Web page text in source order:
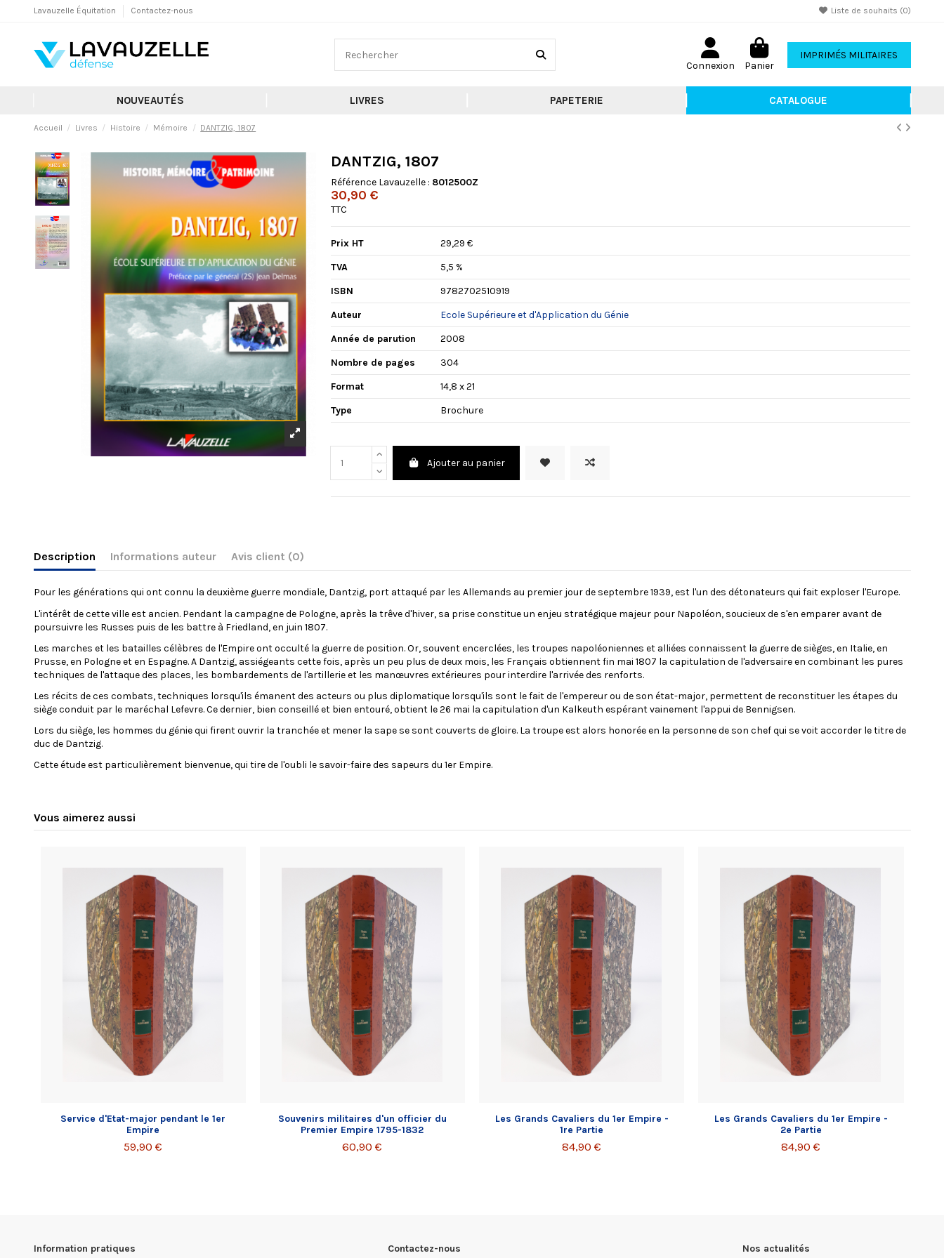
Lavauzelle Équitation Contactez-nous Liste de souhaits (0)
Connexion
IMPRIMÉS MILITAIRES
Panier
NOUVEAUTÉS LIVRES PAPETERIE CATALOGUE
Accueil Livres Histoire Mémoire DANTZIG, 1807
DANTZIG, 1807
Référence Lavauzelle : 8012500Z
30,90 €
TTC
Prix HT
29,29 €
TVA
5,5 %
ISBN
9782702510919
Auteur
Ecole Supérieure et d'Application du Génie
Année de parution
2008
Nombre de pages
304
Format
14,8 x 21
Type
Brochure
Ajouter au panier
Description Informations auteur Avis client (0)
Pour les générations qui ont connu la deuxième guerre mondiale, Dantzig, port attaqué par les Allemands au premier jour de septembre 1939, est l'un des détonateurs qui fait exploser l'Europe.
L'intérêt de cette ville est ancien. Pendant la campagne de Pologne, après la trêve d'hiver, sa prise constitue un enjeu stratégique majeur pour Napoléon, soucieux de s'en emparer avant de
poursuivre les Russes puis de les battre à Friedland, en juin 1807.
Les marches et les batailles célèbres de l'Empire ont occulté la guerre de position. Or, souvent encerclées, les troupes napoléoniennes et alliées connaissent la guerre de sièges, en Italie, en
Prusse, en Pologne et en Espagne. A Dantzig, assiégeants cette fois, après un peu plus de deux mois, les Français obtiennent fin mai 1807 la capitulation de l'adversaire en combinant les pures
techniques de l'attaque des places, les bombardements de l'artillerie et les manœuvres extérieures pour interdire l'arrivée des renforts.
Les récits de ces combats, techniques lorsqu'ils émanent des acteurs ou plus diplomatique lorsqu'ils sont le fait de l'empereur ou de son état-major, permettent de reconstituer les étapes du
siège conduit par le maréchal Lefevre. Ce dernier, bien conseillé et bien entouré, obtient le 26 mai la capitulation d'un Kalkeuth espérant vainement l'appui de Bennigsen.
Lors du siège, les hommes du génie qui firent ouvrir la tranchée et mener la sape se sont couverts de gloire. La troupe est alors honorée en la personne de son chef qui se voit accorder le titre de
duc de Dantzig.
Cette étude est particulièrement bienvenue, qui tire de l'oubli le savoir-faire des sapeurs du 1er Empire.
Vous aimerez aussi
Service d'Etat-major pendant le 1er
Empire
59,90 €
Souvenirs militaires d'un officier du
Premier Empire 1795-1832
60,90 €
Les Grands Cavaliers du 1er Empire -
1re Partie
84,90 €
Les Grands Cavaliers du 1er Empire -
2e Partie
84,90 €
Information pratiques Contactez-nous Nos actualités